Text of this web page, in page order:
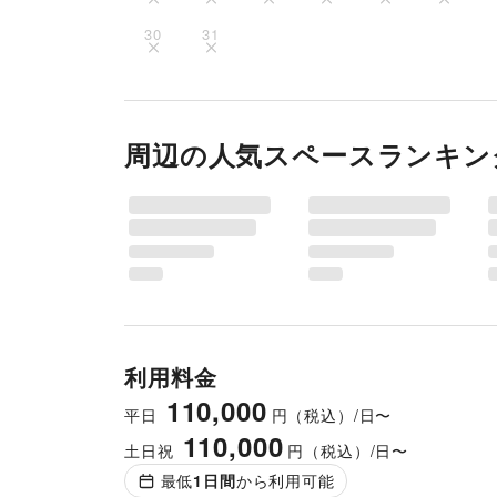
30 31
周辺の人気スペースランキ
利用料金
平日 110,000 円（税込）/日〜
土日祝 110,000 円（税込）/日〜
最低1 日間から利用可能